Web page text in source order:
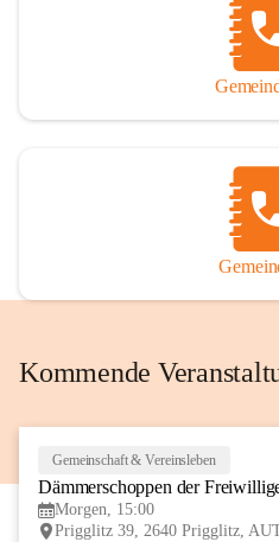
Kommende
Gemeinschaft & Vereinsleben
Dämmerschoppen der
Morgen, 15:00
Prigglitz 39, 2640 Prigglitz,